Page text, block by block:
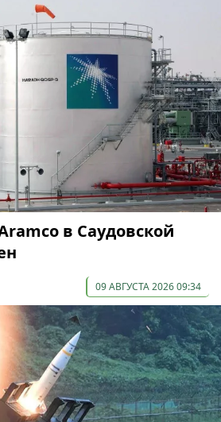
в Саудовской
09 АВГУСТА 2026 09:34